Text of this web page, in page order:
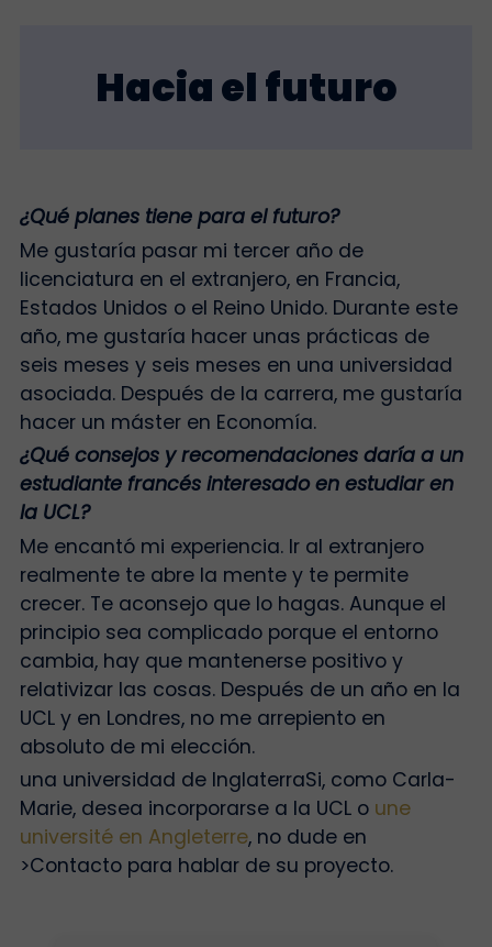
Hacia el futuro
¿Qué planes tiene para el futuro?
Me gustaría pasar mi tercer año de
licenciatura en el extranjero, en Francia,
Estados Unidos o el Reino Unido. Durante este
año, me gustaría hacer unas prácticas de
seis meses y seis meses en una universidad
asociada. Después de la carrera, me gustaría
hacer un máster en Economía.
¿Qué consejos y recomendaciones daría a un
estudiante francés interesado en estudiar en
la UCL?
Me encantó mi experiencia. Ir al extranjero
realmente te abre la mente y te permite
crecer. Te aconsejo que lo hagas. Aunque el
principio sea complicado porque el entorno
cambia, hay que mantenerse positivo y
relativizar las cosas. Después de un año en la
UCL y en Londres, no me arrepiento en
absoluto de mi elección.
una universidad de InglaterraSi, como Carla-
Marie, desea incorporarse a la UCL o une
université en Angleterre, no dude en
>Contactopara hablar de su proyecto.